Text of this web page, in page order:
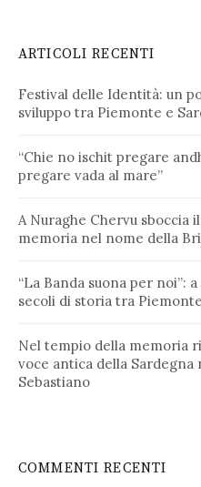
ARTICOLI RECENTI
Festival delle Identità: un
sviluppo tra Piemonte e
“Chie no ischit pregare
pregare vada al mare”
A Nuraghe Chervu sboccia
memoria nel nome della
“La Banda suona per noi”:
secoli di storia tra
Nel tempio della memoria
voce antica della Sardegna
Sebastiano
COMMENTI RECENTI